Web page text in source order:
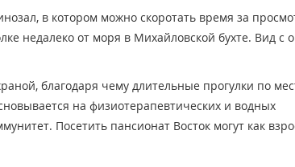
в котором можно скоротать время за
недалеко от моря в Михайловской бухте. Вид с
благодаря чему длительные прогулки по
на физиотерапевтических и водных
Посетить пансионат Восток могут как